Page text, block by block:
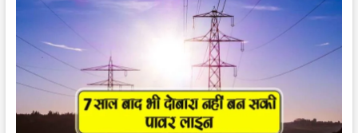
|
Kaise
Katwaye
UP